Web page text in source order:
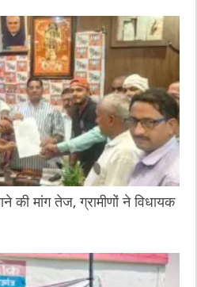
की मांग तेज, ग्रामीणों ने विधायक